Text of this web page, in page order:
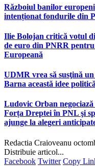
Războiul banilor
intenționat fondurile din
Ilie Bolojan critică votul
de euro din PNRR
Europeană
UDMR vrea să susţină
Barna această idee
Ludovic Orban
Forța Dreptei în PNL şi
ajunge la alegeri
Redactia Craioveanu
Distribuie articol...
Facebook Twitter Copy